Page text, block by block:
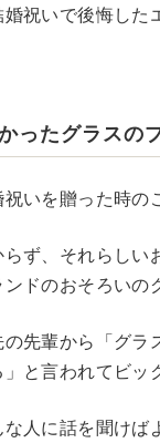
祝いで後悔した
ったグラスの
いを贈った時の
ず、それらしい
ドのおそろいの
先輩から「グラ
と言われてビッ
な人に話を聞けば